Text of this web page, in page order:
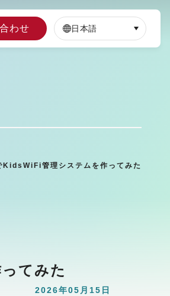
わせ 日本語
管理システムを作ってみた
てみた
2026年05月15日